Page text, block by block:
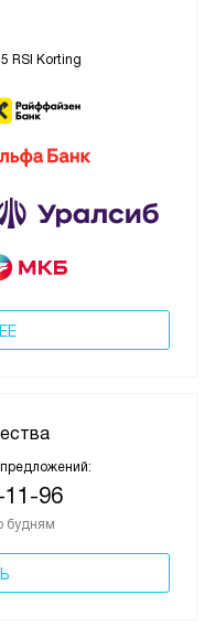
RSI Korting
11-96
будням